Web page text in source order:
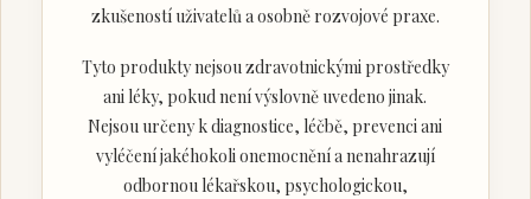
zkušeností uživatelů a osobně rozvojové praxe.
Tyto produkty nejsou zdravotnickými prostředky
ani léky, pokud není výslovně uvedeno jinak.
Nejsou určeny k diagnostice, léčbě, prevenci ani
vyléčení jakéhokoli onemocnění a nenahrazují
odbornou lékařskou, psychologickou,